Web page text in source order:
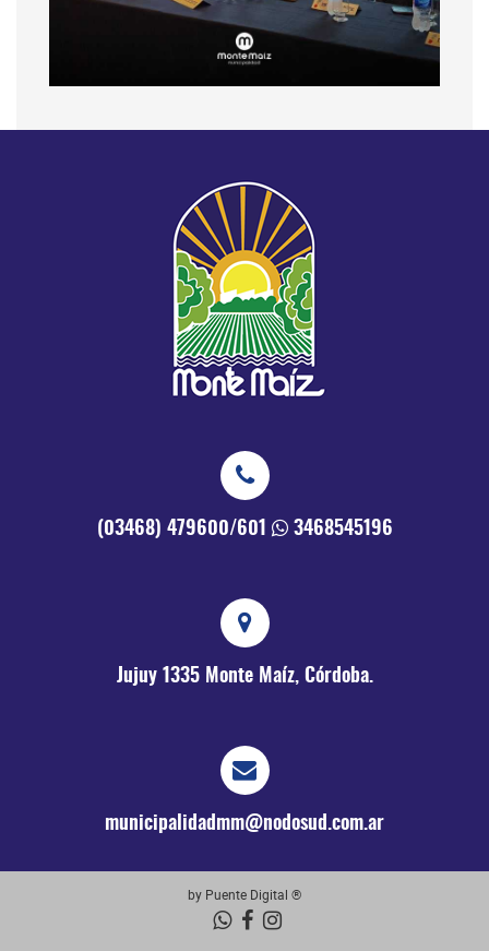
(03468) 479600/601 3468545196
Jujuy 1335 Monte Maíz, Córdoba.
municipalidadmm@nodosud.com.ar
by Puente Digital ®